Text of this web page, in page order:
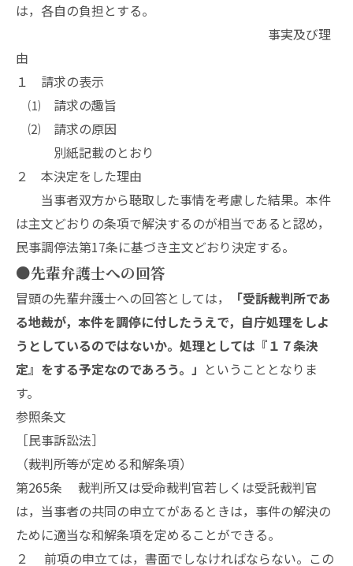
は，各自の負担とする。
事実及び理
由
１ 請求の表示
⑴ 請求の趣旨
⑵ 請求の原因
別紙記載のとおり
２ 本決定をした理由
当事者双方から聴取した事情を考慮した結果。本件
は主文どおりの条項で解決するのが相当であると認め，
民事調停法第17条に基づき主文どおり決定する。
●先輩弁護士への回答
冒頭の先輩弁護士への回答としては，
「受訴裁判所であ
る地裁が，本件を調停に付したうえで，自庁処理をしよ
うとしているのではないか。処理としては『１７条決
定』をする予定なのであろう。」 ということとなりま
す。
参照条文
［民事訴訟法］
（裁判所等が定める和解条項）
第265条 裁判所又は受命裁判官若しくは受託裁判官
は，当事者の共同の申立てがあるときは，事件の解決の
ために適当な和解条項を定めることができる。
２ 前項の申立ては，書面でしなければならない。この